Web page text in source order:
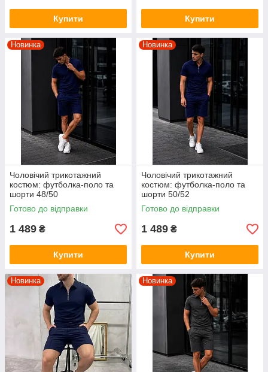
Купити Купити
Новинка
Чоловічий трикотажний
костюм: футболка-поло та
шорти 48/50
Готово до відправки
1 489 ₴
Купити
Новинка
Чоловічий трикотажний
костюм: футболка-поло та
шорти 50/52
Готово до відправки
1 489 ₴
Купити
Новинка Новинка